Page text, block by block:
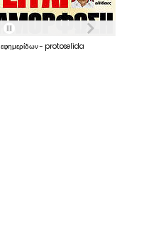
εφημερίδων- protoselida